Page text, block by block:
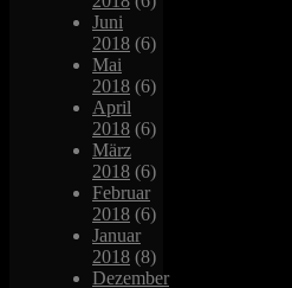
Juni
2018 (6)
Mai
2018 (6)
April
2018 (6)
März
2018 (6)
Februar
2018 (6)
Januar
2018 (8)
Dezember